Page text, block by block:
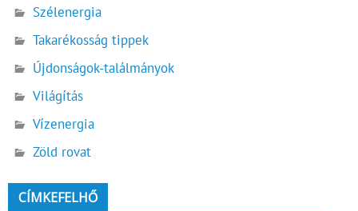
Szélenergia
Takarékosság tippek
Újdonságok-találmányok
Világítás
Vízenergia
Zöld rovat
CÍMKEFELHŐ